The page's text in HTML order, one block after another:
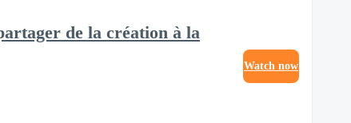
de la création à la
Watch now